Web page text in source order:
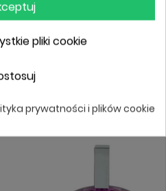
pliki cookie
prywatności i plików cookie